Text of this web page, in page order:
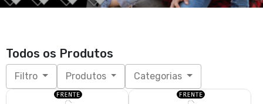
Todos os Produtos
Filtro Produtos Categorias